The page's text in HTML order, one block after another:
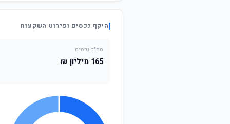
היקף נכסים ופירוט השקעות
סה"כ נכסים
165 מיליון ₪